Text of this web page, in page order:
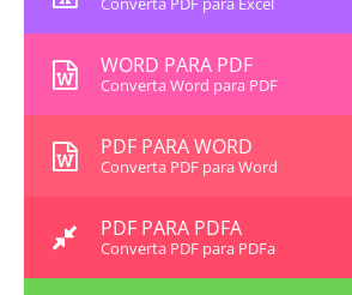
WORD PARA PDF
Converta Word para PDF
PDF PARA WORD
Converta PDF para Word
PDF PARA PDFA
Converta PDF para PDFa